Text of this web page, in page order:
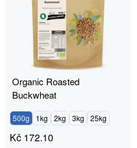
Organic Roasted
Buckwheat
500g 1kg 2kg 3kg 25kg
Kč 172.10